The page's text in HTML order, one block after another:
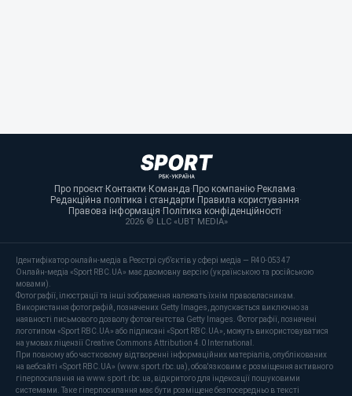
Про проєкт·Контакти·Команда·Про компанію·Реклама·
Редакційна політика і стандарти·Правила користування·
Правова інформація·Політика конфіденційності·
2026 © LLC «UBT MEDIA»
Ідентифікатор онлайн-медіа в Реєстрі суб’єктів у сфері медіа — R40-05347
Онлайн-медіа «Sport RBC.UA» має двомовну версію (українською та російською
мовами).
Фотографії, ілюстрації та інші зображення належать їхнім правовласникам.
Використання фотографій, позначених Getty Images, допускається виключно за
наявності письмового дозволу фотоагентства Getty Images. Фотографії, позначені
логотипом «Sport RBC.UA» або підписані «Sport RBC.UA», можуть використовуватися
на умовах ліцензії Creative Commons Attribution 4.0 International.
При повному або частковому відтворенні інформаційних матеріалів, опублікованих
на вебсайті «Sport RBC.UA» (www.sport.rbc.ua), обов'язковим є розміщення активного
гіперпосилання на www.sport.rbc.ua, відкритого для індексації пошуковими
системами. Таке гіперпосилання має бути розміщене безпосередньо в тексті